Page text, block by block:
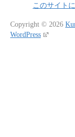
このサイト
Copyright © 2026
WordPress